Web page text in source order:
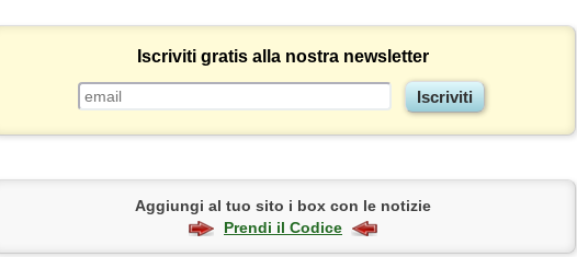
Iscriviti gratis alla nostra newsletter
Aggiungi al tuo sito i box con le notizie
Prendi il Codice